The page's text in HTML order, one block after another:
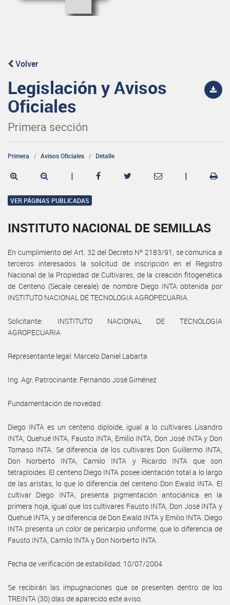
Volver
Legislación y Avisos
Oficiales
Primera sección
Primera Avisos Oficiales Detalle
| |
VER PÁGINAS PUBLICADAS
INSTITUTO NACIONAL DE SEMILLAS
En cumplimiento del Art. 32 del Decreto Nº 2183/91, se comunica a
terceros interesados la solicitud de inscripción en el Registro
Nacional de la Propiedad de Cultivares, de la creación fitogenética
de Centeno (Secale cereale) de nombre Diego INTA obtenida por
INSTITUTO NACIONAL DE TECNOLOGIA AGROPECUARIA.
Solicitante: INSTITUTO NACIONAL DE TECNOLOGIA
AGROPECUARIA
Representante legal: Marcelo Daniel Labarta
Ing. Agr. Patrocinante: Fernando José Giménez
Fundamentación de novedad:
Diego INTA es un centeno diploide, igual a lo cultivares Lisandro
INTA, Quehué INTA, Fausto INTA, Emilio INTA, Don José INTA y Don
Tomaso INTA. Se diferencia de los cultivares Don Guillermo INTA,
Don Norberto INTA, Camilo INTA y Ricardo INTA que son
tetraploides. El centeno Diego INTA posee identación total a lo largo
de las aristas, lo que lo diferencia del centeno Don Ewald INTA. El
cultivar Diego INTA, presenta pigmentación antociánica en la
primera hoja, igual que los cultivares Fausto INTA, Don José INTA y
Quehué INTA, y se diferencia de Don Ewald INTA y Emilio INTA. Diego
INTA presenta un color de pericarpio uniforme, que lo diferencia de
Fausto INTA, Camilo INTA y Don Norberto INTA.
Fecha de verificación de estabilidad: 10/07/2004
Se recibirán las impugnaciones que se presenten dentro de los
TREINTA (30) días de aparecido este aviso.